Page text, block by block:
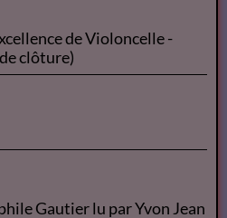
de Violoncelle -
clôture)
Gautier lu par Yvon Jean